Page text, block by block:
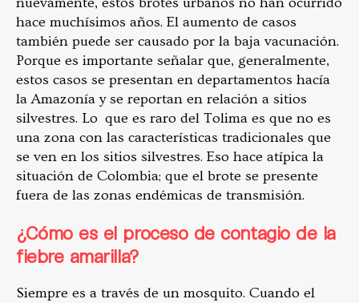
hace muchísimos años. El aumento de casos
también puede ser causado por la baja vacunación.
Porque es importante señalar que, generalmente,
estos casos se presentan en departamentos hacía
la Amazonía y se reportan en relación a sitios
silvestres. Lo que es raro del Tolima es que no es
una zona con las características tradicionales que
se ven en los sitios silvestres. Eso hace atípica la
situación de Colombia; que el brote se presente
fuera de las zonas endémicas de transmisión.
¿Cómo es el proceso de contagio de la
fiebre amarilla?
Siempre es a través de un mosquito. Cuando el